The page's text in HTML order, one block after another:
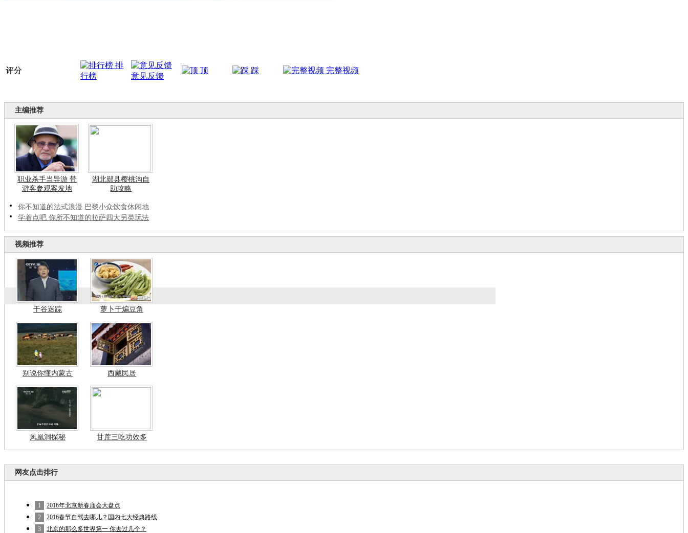
评分
排
行榜
意见反馈
顶 踩 完整视频
主编推荐
职业杀手当导游 带
游客参观案发地
湖北郧县樱桃沟自
助攻略
你不知道的法式浪漫 巴黎小众饮食休闲地
学着点吧 你所不知道的拉萨四大另类玩法
视频推荐
干谷迷踪 萝卜干煸豆角
别说你懂内蒙古 西藏民居
凤凰洞探秘 甘蔗三吃功效多
网友点击排行
1
2016年北京新春庙会大盘点
2
2016春节自驾去哪儿？国内七大经典路线
3
北京的那么多世界第一 你去过几个？